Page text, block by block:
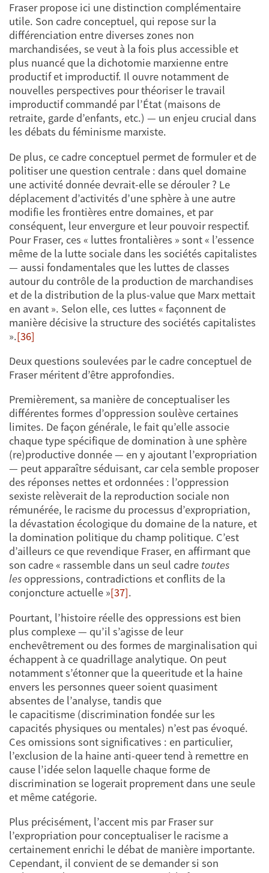
Fraser propose ici une distinction complémentaire
utile. Son cadre conceptuel, qui repose sur la
différenciation entre diverses zones non
marchandisées, se veut à la fois plus accessible et
plus nuancé que la dichotomie marxienne entre
productif et improductif. Il ouvre notamment de
nouvelles perspectives pour théoriser le travail
improductif commandé par l’État (maisons de
retraite, garde d’enfants, etc.) — un enjeu crucial dans
les débats du féminisme marxiste.
De plus, ce cadre conceptuel permet de formuler et de
politiser une question centrale : dans quel domaine
une activité donnée devrait-elle se dérouler ? Le
déplacement d’activités d’une sphère à une autre
modifie les frontières entre domaines, et par
conséquent, leur envergure et leur pouvoir respectif.
Pour Fraser, ces « luttes frontalières » sont « l’essence
même de la lutte sociale dans les sociétés capitalistes
— aussi fondamentales que les luttes de classes
autour du contrôle de la production de marchandises
et de la distribution de la plus-value que Marx mettait
en avant ». Selon elle, ces luttes « façonnent de
manière décisive la structure des sociétés capitalistes
».[36]
Deux questions soulevées par le cadre conceptuel de
Fraser méritent d’être approfondies.
Premièrement, sa manière de conceptualiser les
différentes formes d’oppression soulève certaines
limites. De façon générale, le fait qu’elle associe
chaque type spécifique de domination à une sphère
(re)productive donnée — en y ajoutant l’expropriation
— peut apparaître séduisant, car cela semble proposer
des réponses nettes et ordonnées : l’oppression
sexiste relèverait de la reproduction sociale non
rémunérée, le racisme du processus d’expropriation,
la dévastation écologique du domaine de la nature, et
la domination politique du champ politique. C’est
d’ailleurs ce que revendique Fraser, en affirmant que
son cadre « rassemble dans un seul cadre toutes
les oppressions, contradictions et conflits de la
conjoncture actuelle »[37].
Pourtant, l’histoire réelle des oppressions est bien
plus complexe — qu’il s’agisse de leur
enchevêtrement ou des formes de marginalisation qui
échappent à ce quadrillage analytique. On peut
notamment s’étonner que la queeritude et la haine
envers les personnes queer soient quasiment
absentes de l’analyse, tandis que
le capacitisme (discrimination fondée sur les
capacités physiques ou mentales) n’est pas évoqué.
Ces omissions sont significatives : en particulier,
l’exclusion de la haine anti-queer tend à remettre en
cause l’idée selon laquelle chaque forme de
discrimination se logerait proprement dans une seule
et même catégorie.
Plus précisément, l’accent mis par Fraser sur
l’expropriation pour conceptualiser le racisme a
certainement enrichi le débat de manière importante.
Cependant, il convient de se demander si son